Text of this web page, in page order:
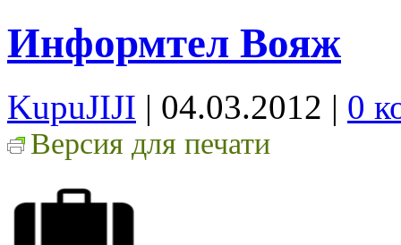
Информтел Вояж
KupuJIJI | 04.03.2012 | 0
Версия для печати